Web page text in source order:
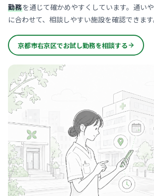
勤務を通じて確かめやすくしています。通い
に合わせて、相談しやすい施設を確認できます
京都市右京区でお試し勤務を相談する